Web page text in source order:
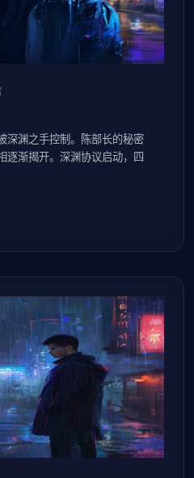
深渊之手控制。陈部长的秘密
逐渐揭开。深渊协议启动，四